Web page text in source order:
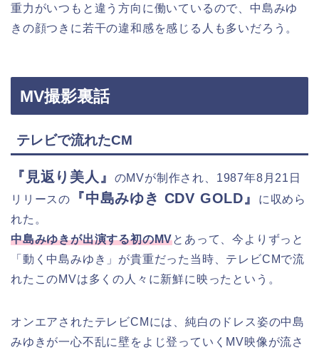
重力がいつもと違う方向に働いているので、中島みゆ
きの顔つきに若干の違和感を感じる人も多いだろう。
MV撮影裏話
テレビで流れたCM
『見返り美人』
のMVが制作され、1987年8月21日
リリースの
『中島みゆき CDV GOLD』
に収めら
れた。
中島みゆきが出演する初のMVとあって、今よりずっと
「動く中島みゆき」が貴重だった当時、テレビCMで流
れたこのMVは多くの人々に新鮮に映ったという。
オンエアされたテレビCMには、純白のドレス姿の中島
みゆきが一心不乱に壁をよじ登っていくMV映像が流さ